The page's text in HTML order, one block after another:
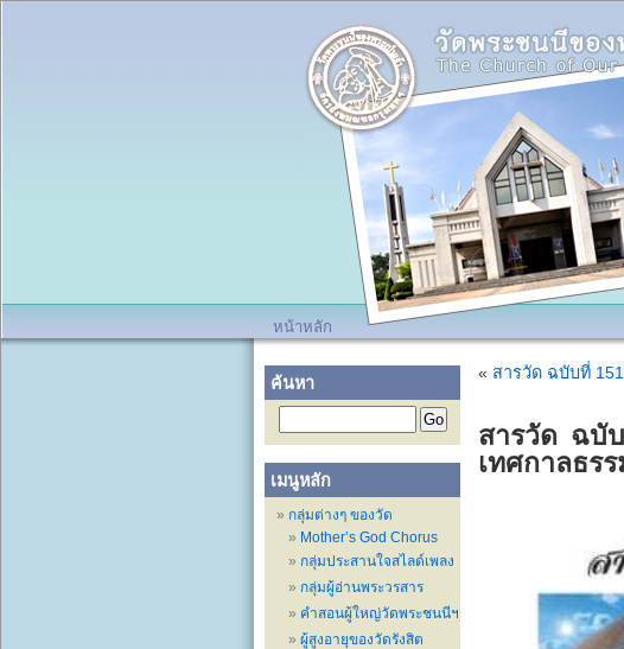
หน้าหลัก
ค้นหา
เมนูหลัก
กลุ่มต่างๆ ของวัด
Mother’s God Chorus
กลุ่มประสานใจสไลด์เพลง
กลุ่มผู้อ่านพระวรสาร
คำสอนผู้ใหญ่วัดพระชนนีฯ
ผู้สูงอายุของวัดรังสิต
« สารวัด ฉบับที่
สารวัด ฉบั
เทศกาลธร